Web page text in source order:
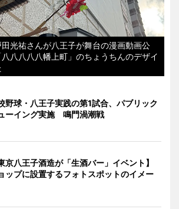
田光祐さんが八王子が舞台の漫画動画公
八八八八幡上町」のちょうちんのデザイ
野球・八王子実践の第1試合、パブリック
ーイング実施 鳴門渦潮戦
京八王子酒造が「生酒バー」イベント】
ップに設置するフォトスポットのイメー